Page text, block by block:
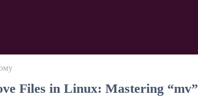
Files in Linux: Mastering “mv”